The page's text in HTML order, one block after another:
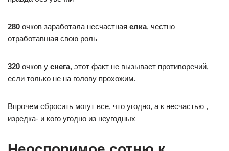
280 очков заработала несчастная елка, честно
отработавшая свою роль
320 очков у снега, этот факт не вызывает противоречий,
если только не на голову прохожим.
Впрочем сбросить могут все, что угодно, а к несчастью ,
изредка- и кого угодно из неугодных